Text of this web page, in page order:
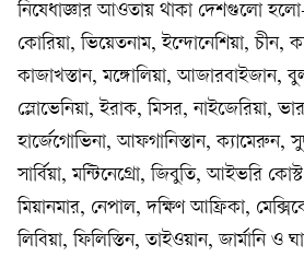
নিষেধাজ্ঞার আওতায় থাকা দেশগুলো
কোরিয়া, ভিয়েতনাম, ইন্দোনেশিয়া, চীন,
কাজাখস্তান, মঙ্গোলিয়া, আজারবাইজান,
স্লোভেনিয়া, ইরাক, মিসর, নাইজেরিয়া,
হার্জেগোভিনা, আফগানিস্তান, ক্যামেরুন,
সার্বিয়া, মন্টিনেগ্রো, জিবুতি, আইভরি
মিয়ানমার, নেপাল, দক্ষিণ আফ্রিকা,
লিবিয়া, ফিলিস্তিন, তাইওয়ান, জার্মানি ও